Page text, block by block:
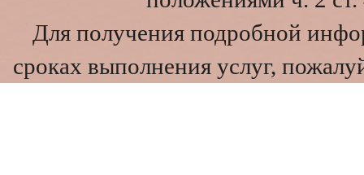
Для получения подробной
сроках выполнения услуг,